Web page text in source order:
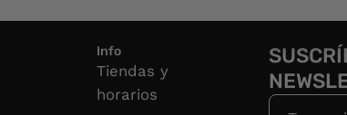
Info
Tiendas y
horarios